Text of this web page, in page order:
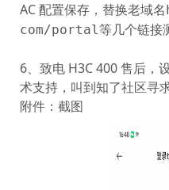
AC 配置保存，替换老域名
com/portal等几个链接
6、致电 H3C 400 售后，
术支持，叫到知了社区寻
附件：截图